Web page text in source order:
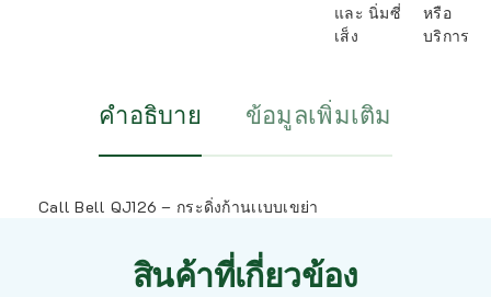
และ นิ่มซี่
เส็ง
หรือ
บริการ
คำอธิบาย ข้อมูลเพิ่มเติม
Call Bell QJ126 – กระดิ่งก้านเเบบเขย่า
สินค้าที่เกี่ยวข้อง